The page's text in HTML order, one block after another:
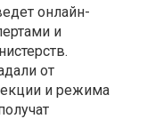
онлайн-
и
от
и режима